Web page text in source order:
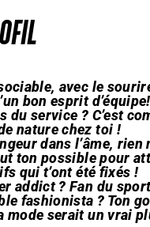
avec le
bon esprit d’équipe!
du service ? C’est
nature chez toi !
dans l’âme, rien
ton possible pour
qui t’ont été fixés !
addict ? Fan du
fashionista ? Ton
mode serait un vrai